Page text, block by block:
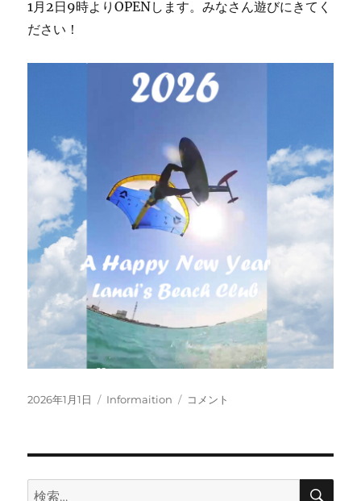
1月2日9時よりOPENします。みなさん遊びにきてく
ださい！
投
2026年1月1日
カ
Informaition
2026
で
コメント
検
検